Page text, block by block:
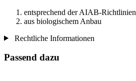
entsprechend der AIAB-Richtlinien
aus biologischem Anbau
Rechtliche Informationen
Passend dazu